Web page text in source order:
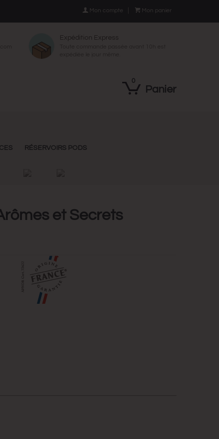
 Mon compte  Mon panier
Expédition Express
Panier
0
RÉSERVOIRS PODS
et Secrets